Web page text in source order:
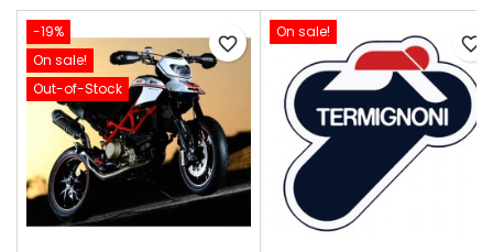
-19%
On sale!
Out-of-Stock
favorite_border
On sale!
favorite_border